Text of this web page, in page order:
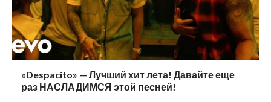
«Despacito» — Лучший хит лета! Давайте еще
раз НАСЛАДИМСЯ этой песней!